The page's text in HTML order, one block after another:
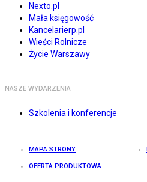
Nexto.pl
Mała księgowość
Kancelarierp.pl
Wieści Rolnicze
Życie Warszawy
NASZE WYDARZENIA
Szkolenia i konferencje
MAPA STRONY
OFERTA PRODUKTOWA